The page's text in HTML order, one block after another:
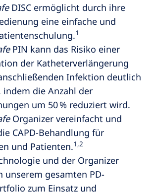
DISC ermöglicht durch ihre
eine einfache und
1
PIN kann das Risiko einer
der Katheterverlängerung
Infektion deutlich
indem die Anzahl der
um 50 % reduziert wird.
Organizer vereinfacht und
CAPD-Behandlung für
und Patienten.1,2
und der Organizer
unserem gesamten PD-
zum Einsatz und